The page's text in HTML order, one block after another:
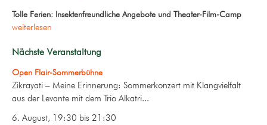
Tolle Ferien: Insektenfreundliche Angebote und Theater-Film-Camp
weiterlesen
Nächste Veranstaltung
Open Flair-Sommerbühne
Zikrayati – Meine Erinnerung: Sommerkonzert mit Klangvielfalt
aus der Levante mit dem Trio Alkatri...
6. August, 19:30 bis 21:30